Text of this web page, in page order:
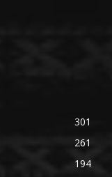
301
261
194